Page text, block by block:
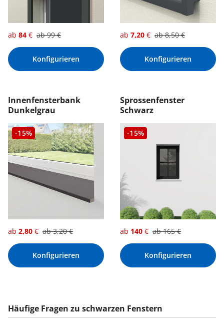
ab 84 € ab99€
Konfigurieren
ab 7,20 € ab8,50€
Konfigurieren
Innenfensterbank
Dunkelgrau
-15%
ab 2,80 € ab3,20€
Konfigurieren
Sprossenfenster
Schwarz
-15%
ab 140 € ab165€
Konfigurieren
Häufige Fragen zu schwarzen Fenstern